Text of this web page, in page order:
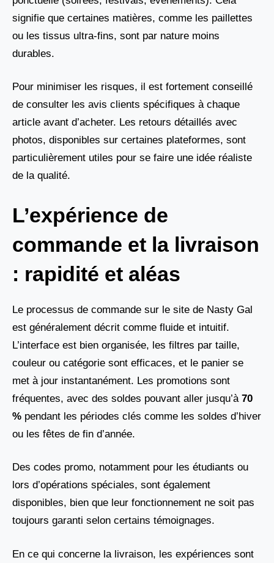
signifie que certaines matières, comme les paillettes
ou les tissus ultra-fins, sont par nature moins
durables.
Pour minimiser les risques, il est fortement conseillé
de consulter les avis clients spécifiques à chaque
article avant d’acheter. Les retours détaillés avec
photos, disponibles sur certaines plateformes, sont
particulièrement utiles pour se faire une idée réaliste
de la qualité.
L’expérience de
commande et la livraison
: rapidité et aléas
Le processus de commande sur le site de Nasty Gal
est généralement décrit comme fluide et intuitif.
L’interface est bien organisée, les filtres par taille,
couleur ou catégorie sont efficaces, et le panier se
met à jour instantanément. Les promotions sont
fréquentes, avec des soldes pouvant aller jusqu’à 70
% pendant les périodes clés comme les soldes d’hiver
ou les fêtes de fin d’année.
Des codes promo, notamment pour les étudiants ou
lors d’opérations spéciales, sont également
disponibles, bien que leur fonctionnement ne soit pas
toujours garanti selon certains témoignages.
En ce qui concerne la livraison, les expériences sont